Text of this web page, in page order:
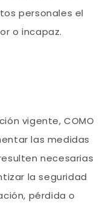
personales el
o incapaz.
vigente, COMO
las medidas
necesarias
la seguridad
pérdida o